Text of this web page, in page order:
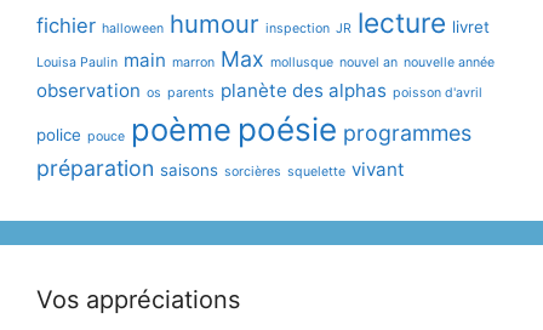
fichier halloween humour inspection JR lecture livret
Louisa Paulin main marron Max mollusque nouvel an nouvelle année
observation os parents planète des alphas poisson d'avril
police pouce poème poésie programmes
préparation saisons sorcières squelette vivant
Vos appréciations